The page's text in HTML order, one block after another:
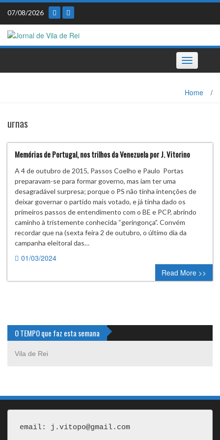
Skip
content
07/08/2026
Toggle
navigation
Home /
urnas
Memórias de Portugal, nos trilhos da Venezuela por J. Vitorino
A 4 de outubro de 2015, Passos Coelho e Paulo Portas
preparavam-se para formar governo, mas iam ter uma
desagradável surpresa; porque o PS não tinha intenções de
deixar governar o partido mais votado, e já tinha dado os
primeiros passos de entendimento com o BE e PCP, abrindo
caminho à tristemente conhecida “geringonça”. Convém
recordar que na (sexta feira 2 de outubro, o último dia da
campanha eleitoral das…
01/03/2024
0 comment
Read More >>
O TEMPO que faz esta semana
Vila de Rei
email: j.vitopo@gmail.com